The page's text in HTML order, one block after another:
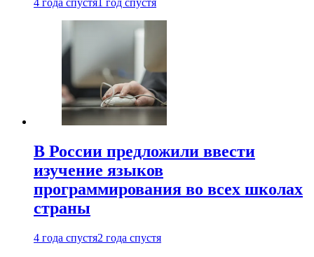
4 года спустя 1 год спустя
В России предложили ввести
изучение языков
программирования во всех школах
страны
4 года спустя2 года спустя